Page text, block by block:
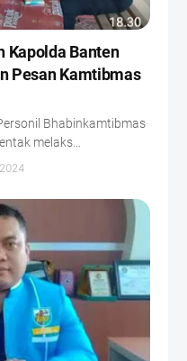
Kapolda Banten
Pesan Kamtibmas
Bhabinkamtibmas
melaks…